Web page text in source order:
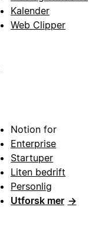
Kalender
Web Clipper
Notion for
Enterprise
Startuper
Liten bedrift
Personlig
Utforsk mer →